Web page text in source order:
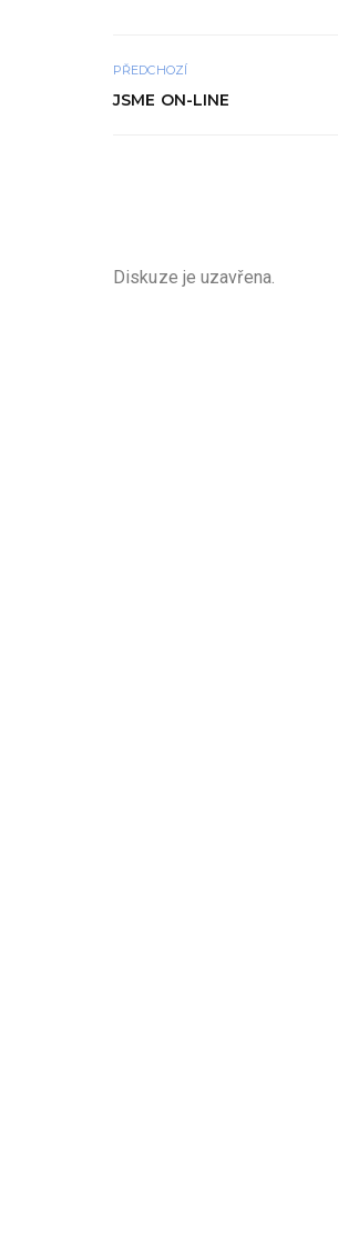
PŘEDCHOZÍ
JSME ON-LINE
Diskuze je uzavřena.